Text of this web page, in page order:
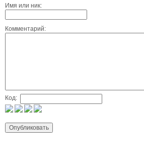
Имя или ник:
Комментарий:
Код: